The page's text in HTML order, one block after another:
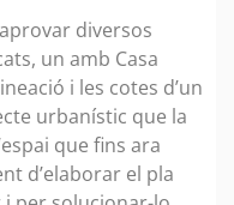
diversos
un amb Casa
i les cotes d’un
urbanístic que la
que fins ara
d’elaborar el pla